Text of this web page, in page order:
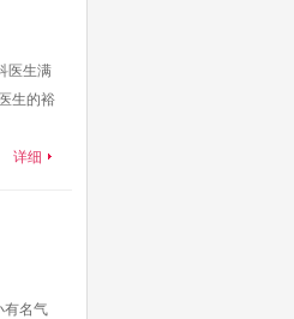
医生满
生的裕
详细
有名气